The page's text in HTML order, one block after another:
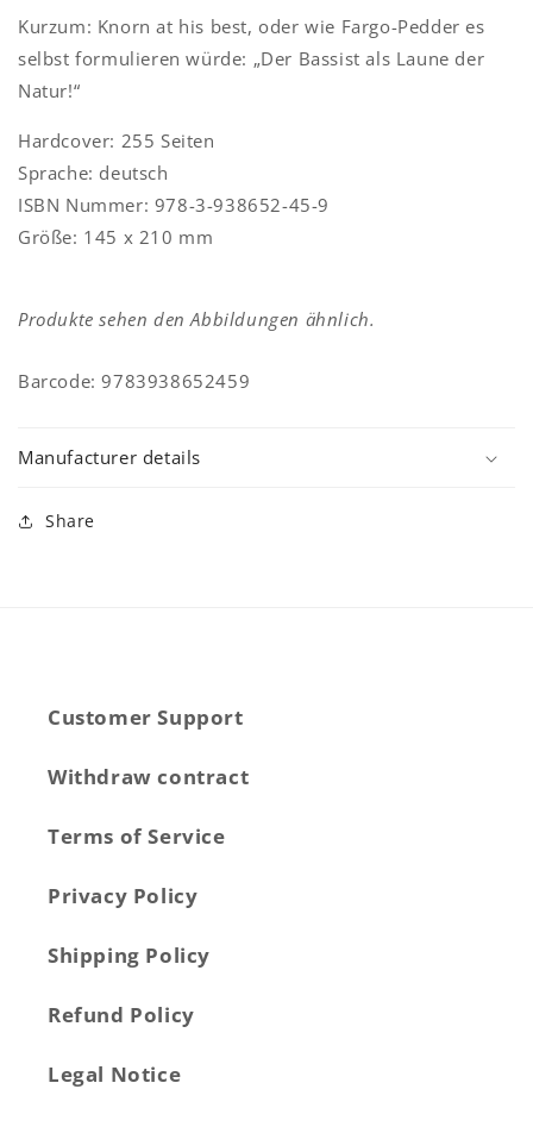
Kurzum: Knorn at his best, oder wie Fargo-Pedder es
selbst formulieren würde: „Der Bassist als Laune der
Natur!“
Hardcover: 255 Seiten
Sprache: deutsch
ISBN Nummer: 978-3-938652-45-9
Größe: 145 x 210 mm
Produkte sehen den Abbildungen ähnlich.
Barcode: 9783938652459
Manufacturer details
Share
Customer Support
Withdraw contract
Terms of Service
Privacy Policy
Shipping Policy
Refund Policy
Legal Notice